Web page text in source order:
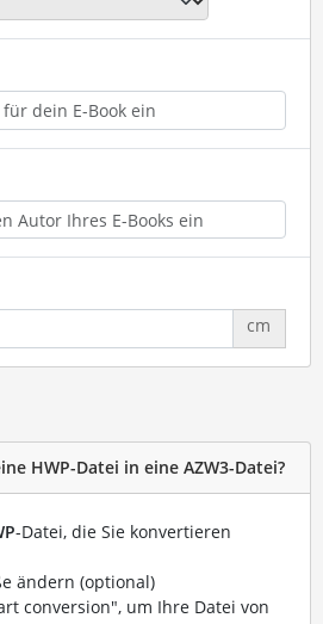
cm
HWP-Datei in eine AZW3-Datei?
-Datei, die Sie konvertieren
ändern (optional)
conversion", um Ihre Datei von